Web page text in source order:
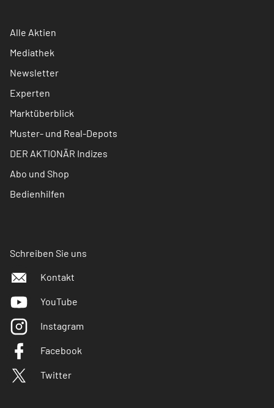
Alle Aktien
Mediathek
Newsletter
Experten
Marktüberblick
Muster- und Real-Depots
DER AKTIONÄR Indizes
Abo und Shop
Bedienhilfen
Schreiben Sie uns
Kontakt
YouTube
Instagram
Facebook
Twitter